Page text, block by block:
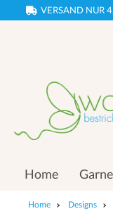
VERSAND NUR
Home Garne
Home Designs